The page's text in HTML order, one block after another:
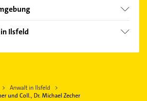
Ilsfeld
Anwalt in Ilsfeld
und Coll., Dr. Michael Zecher